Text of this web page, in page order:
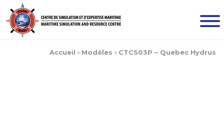
Accueil » Modèles » CTCS03P – Quebec Hydrus